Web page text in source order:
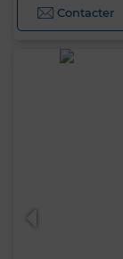
Contacter